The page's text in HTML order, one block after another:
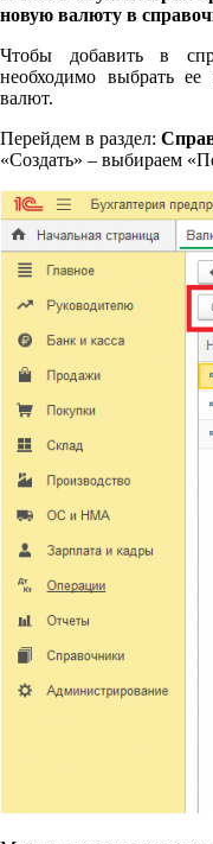
новую валюту в
Чтобы добавить в
необходимо выбрать ее
валют.
Перейдем в раздел:
«Создать» – выбираем